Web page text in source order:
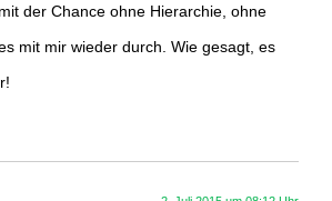
der Chance ohne Hierarchie, ohne
mit mir wieder durch. Wie gesagt, es